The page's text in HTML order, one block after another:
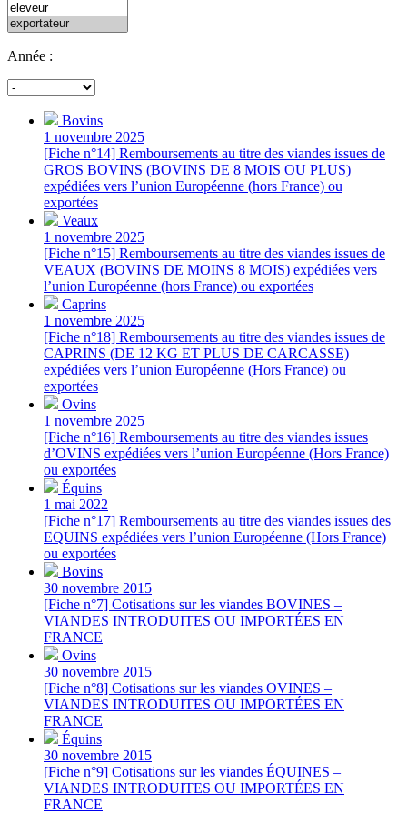
Année :
Bovins
1 novembre 2025
[Fiche n°14] Remboursements au titre des viandes issues de
GROS BOVINS (BOVINS DE 8 MOIS OU PLUS)
expédiées vers l’union Européenne (hors France) ou
exportées
Veaux
1 novembre 2025
[Fiche n°15] Remboursements au titre des viandes issues de
VEAUX (BOVINS DE MOINS 8 MOIS) expédiées vers
l’union Européenne (hors France) ou exportées
Caprins
1 novembre 2025
[Fiche n°18] Remboursements au titre des viandes issues de
CAPRINS (DE 12 KG ET PLUS DE CARCASSE)
expédiées vers l’union Européenne (Hors France) ou
exportées
Ovins
1 novembre 2025
[Fiche n°16] Remboursements au titre des viandes issues
d’OVINS expédiées vers l’union Européenne (Hors France)
ou exportées
Équins
1 mai 2022
[Fiche n°17] Remboursements au titre des viandes issues des
EQUINS expédiées vers l’union Européenne (Hors France)
ou exportées
Bovins
30 novembre 2015
[Fiche n°7] Cotisations sur les viandes BOVINES –
VIANDES INTRODUITES OU IMPORTÉES EN
FRANCE
Ovins
30 novembre 2015
[Fiche n°8] Cotisations sur les viandes OVINES –
VIANDES INTRODUITES OU IMPORTÉES EN
FRANCE
Équins
30 novembre 2015
[Fiche n°9] Cotisations sur les viandes ÉQUINES –
VIANDES INTRODUITES OU IMPORTÉES EN
FRANCE